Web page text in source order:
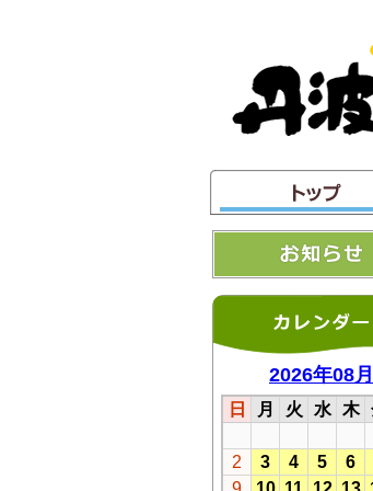
ャ
ン
プ